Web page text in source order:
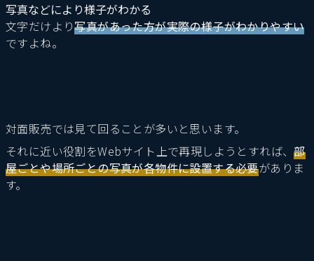
写真などにより様子がわかる
文字だけより写真があった方が実際の様子がわかりやすい
ですよね。
対面販売では見て回ることが多いと思います。
それに近い役割をWebサイト上で再現しようとすれば、部
屋ごとや場所ごとの写真が各物件に設置する必要がありま
す。